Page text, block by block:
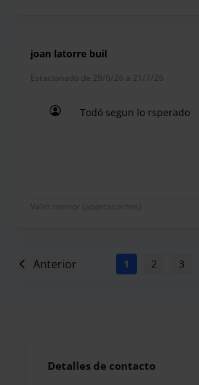
joan latorre buil
Estacionado de 29/6/26 a 21/7/26
Todó segun lo rsperado
Valet interior (aparcacoches)
Anterior 1 2 3
Detalles de contacto